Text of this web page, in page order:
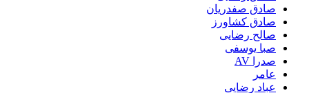
صادق صفدریان
صادق کشاورز
صالح رضایی
صبا یوسفی
صدرا AV
عامر
عباد رضایی